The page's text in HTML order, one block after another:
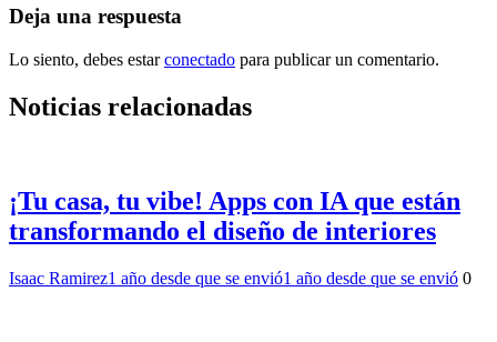
Deja una respuesta
Lo siento, debes estarconectado para publicar un comentario.
Noticias relacionadas
¡Tu casa, tu vibe! Apps con IA que están
transformando el diseño de interiores
Isaac Ramirez1 año desde que se envió1 año desde que se envió 0